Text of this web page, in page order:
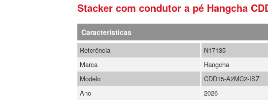
Stacker com condutor a pé Hangcha
Características
Referência
N17135
Marca
Hangcha
Modelo
CDD15-A2MC2-ISZ
Ano
2026